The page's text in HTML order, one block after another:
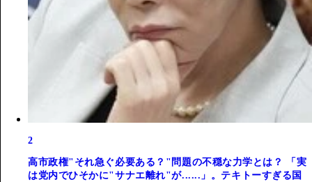
2
高市政権"それ急ぐ必要ある？"問題の不穏な力学とは？ 「実
は党内でひそかに"サナエ離れ"が......」。テキトーすぎる国